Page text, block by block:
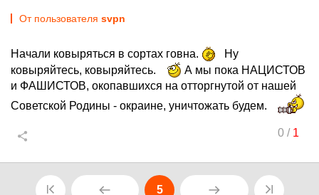
От пользователя svpn
Начали ковыряться в сортах говна.
Ну
ковыряйтесь, ковыряйтесь.
А мы пока НАЦИСТОВ
и ФАШИСТОВ, окопавшихся на отторгнутой от нашей
Советской Родины - окраине, уничтожать будем.
0/ 1
5